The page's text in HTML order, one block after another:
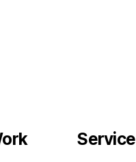
Service